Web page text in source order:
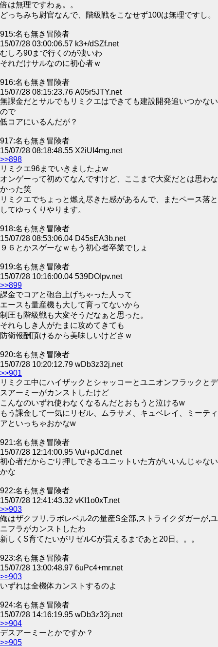
倍は無理ですわぁ。。
どっちみち尉官なんで、階級戦をこなせず100は無理ですし。
915:名も無き冒険者
15/07/28 03:00:06.57 k3+/dSZf.net
むしろ90まで行くのが凄いわ
それだけサルなのに初心者ｗ
916:名も無き冒険者
15/07/28 08:15:23.76 A05r5JTY.net
無課金だとサルでもリミクエはできても建設開発追いつかない
ので
低コアにいるんだが？
917:名も無き冒険者
15/07/28 08:18:48.55 X2iUI4mg.net
>>898
リミクエ96までいきましたよw
オンゲーって初めてなんですけど、ここまで大変だとは思わな
かった笑
リミクエでちょっと燃え尽きた感があるんで、またペース落と
してゆっくりやります。
918:名も無き冒険者
15/07/28 08:53:06.04 D45sEA3b.net
９６とかスゲーなｗもう初心者卒業でしょ
919:名も無き冒険者
15/07/28 10:16:00.04 539DOIpv.net
>>899
課金でコアと砲台上げちゃった人って
エースも量産機も大して育ってないから
制圧も階級戦も大変そうだなぁと思った。
それらしき人がたまに攻めてきても
防衛報酬頂けるから美味しいけどさｗ
920:名も無き冒険者
15/07/28 10:20:12.79 wDb3z32j.net
>>901
リミクエ中にハイザックとシャッコーとユニオンフラックとデ
スアーミーがカンストしたけど
こんなのいずれ使わなくなるんだとおもうと泣けるw
もう課金して一気にリゼル、ムラサメ、キュベレイ、ミーティ
アといっちゃおかなw
921:名も無き冒険者
15/07/28 12:14:00.95 Vu/+pJCd.net
初心者だからごり押しできるユニットいた方がいいんじゃない
かな
922:名も無き冒険者
15/07/28 12:41:43.32 vKI1o0xT.net
>>903
俺はザクヲリ,ラボレベル2の量産S全部,ストライクダガーが,ユ
ニフラがカンストしたわ
新しくS育てたいがリゼルCが貰えるまであと20日。。。
923:名も無き冒険者
15/07/28 13:00:48.97 6uPc4+mr.net
>>903
いずれは全機体カンストするのよ
924:名も無き冒険者
15/07/28 14:16:19.95 wDb3z32j.net
>>904
デスアーミーとかですか？
>>905